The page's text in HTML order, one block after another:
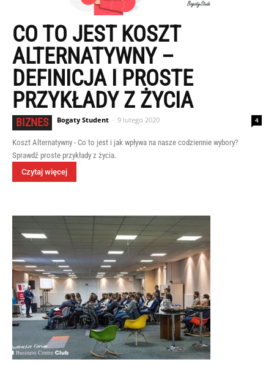
CO TO JEST KOSZT
ALTERNATYWNY –
DEFINICJA I PROSTE
PRZYKŁADY Z ŻYCIA
BIZNES Bogaty Student - 9 lutego 2020 4
Koszt Alternatywny - Co to jest i jak wpływa na nasze codziennie wybory?
Sprawdź proste przykłady z życia.
Czytaj więcej